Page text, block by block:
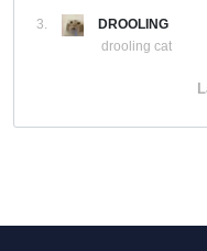
3.
DROOLING
drooling cat